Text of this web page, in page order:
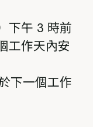
下午 3 時前
工作天內安
下一個工作